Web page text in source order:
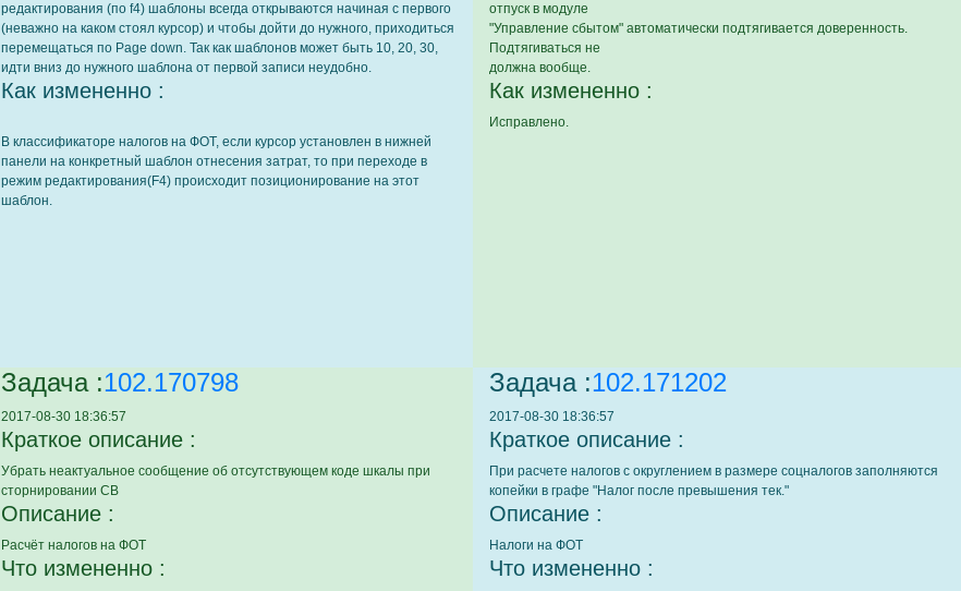
редактирования (по f4) шаблоны всегда открываются начиная с первого
(неважно на каком стоял курсор) и чтобы дойти до нужного, приходиться
перемещаться по Page down. Так как шаблонов может быть 10, 20, 30,
идти вниз до нужного шаблона от первой записи неудобно.
Как измененно :
В классификаторе налогов на ФОТ, если курсор установлен в нижней
панели на конкретный шаблон отнесения затрат, то при переходе в
режим редактирования(F4) происходит позиционирование на этот
шаблон.
отпуск в модуле
"Управление сбытом" автоматически подтягивается доверенность.
Подтягиваться не
должна вообще.
Как измененно :
Исправлено.
Задача :102.170798
2017-08-30 18:36:57
Краткое описание :
Убрать неактуальное сообщение об отсутствующем коде шкалы при
сторнировании СВ
Описание :
Расчёт налогов на ФОТ
Что измененно :
Задача :102.171202
2017-08-30 18:36:57
Краткое описание :
При расчете налогов с округлением в размере соцналогов заполняются
копейки в графе "Налог после превышения тек."
Описание :
Налоги на ФОТ
Что измененно :